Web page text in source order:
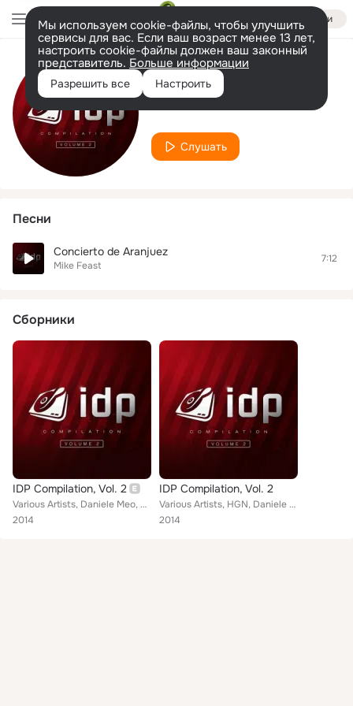
Войти
Мы используем cookie-файлы, чтобы улучшить
сервисы для вас. Если ваш возраст менее 13 лет,
настроить cookie-файлы должен ваш законный
представитель. Больше информации
Разрешить все Настроить
Исполнитель
Mike Feast
Слушать
Песни
Concierto de Aranjuez
Mike Feast
7:12
Сборники
IDP Compilation, Vol. 2
Various Artists, Daniele Meo, DJ Doddo, Dance Rocker, Dj fole, Hgn And Mcw, Disc Jockeyz, L.E.S.Project Fragment, Mike Feast, Al...
2014
IDP Compilation, Vol. 2
Various Artists, HGN, Daniele Meo, HGN, McW, L.e.s. Project Fragment, DJ Cillo, Disc Jockeyz, DJ fole, DJ Doddo, Glaukor, Mike F...
2014